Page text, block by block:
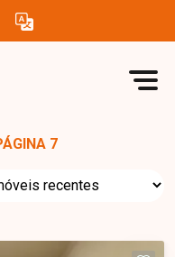
7